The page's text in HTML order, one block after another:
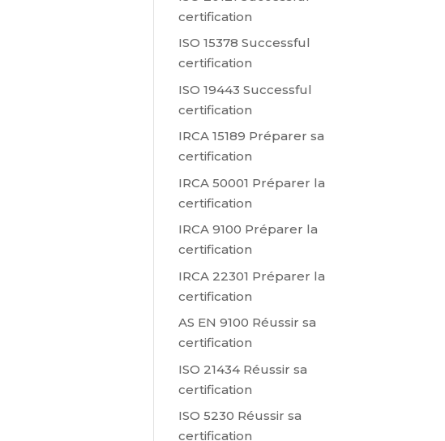
certification
ISO 15378 Successful
certification
ISO 19443 Successful
certification
IRCA 15189 Préparer sa
certification
IRCA 50001 Préparer la
certification
IRCA 9100 Préparer la
certification
IRCA 22301 Préparer la
certification
AS EN 9100 Réussir sa
certification
ISO 21434 Réussir sa
certification
ISO 5230 Réussir sa
certification